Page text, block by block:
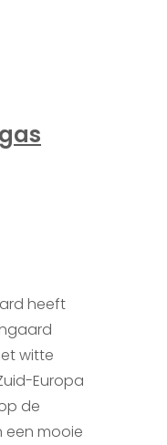
heeft
witte
Europa
de
een mooie